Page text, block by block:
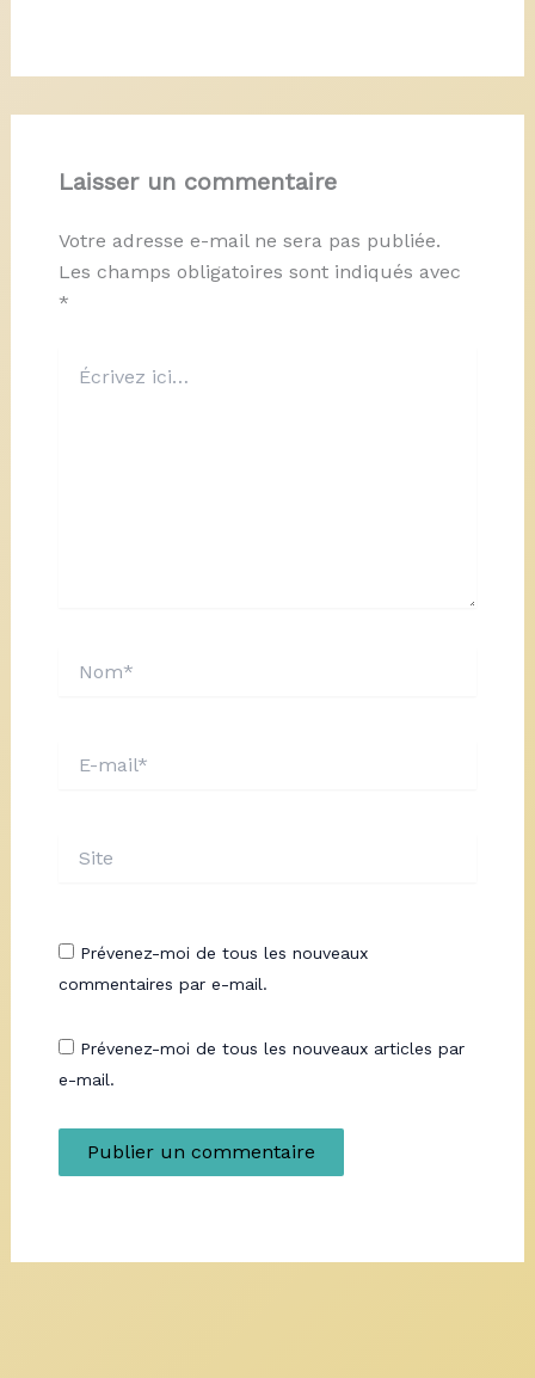
Laisser un commentaire
Votre adresse e-mail ne sera pas publiée.
Les champs obligatoires sont indiqués avec
*
ici…
mail*
Prévenez-moi de tous les nouveaux
commentaires par e-mail.
Prévenez-moi de tous les nouveaux articles par
e-mail.